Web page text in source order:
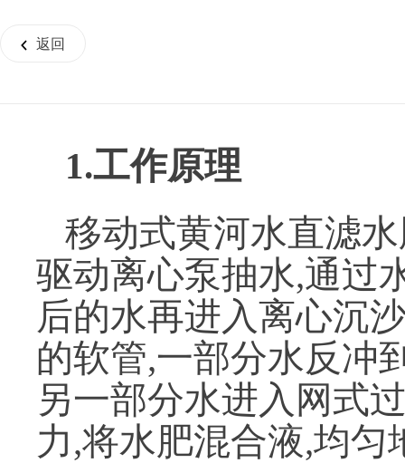
返回
1.工作原理
移动式黄河水直滤
驱动离心泵抽水,通过
后的水再进入离心沉
的软管,一部分水反冲
另一部分水进入网式
力,将水肥混合液,均